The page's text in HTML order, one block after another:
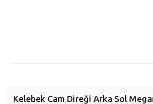
Kelebek Cam Direği Arka Sol